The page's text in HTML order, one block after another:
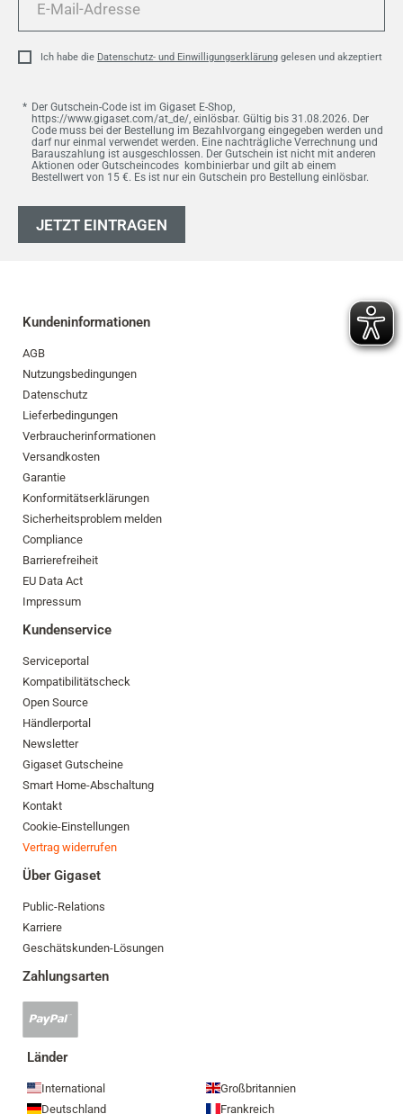
Mail-
Ich habe die Datenschutz- und Einwilligungserklärung gelesen und akzeptiert
Der Gutschein-Code ist im Gigaset E-Shop,
https://www.gigaset.com/at_de/, einlösbar. Gültig bis 31.08.2026. Der
Code muss bei der Bestellung im Bezahlvorgang eingegeben werden und
darf nur einmal verwendet werden. Eine nachträgliche Verrechnung und
Barauszahlung ist ausgeschlossen. Der Gutschein ist nicht mit anderen
Aktionen oder Gutscheincodes kombinierbar und gilt ab einem
Bestellwert von 15 €. Es ist nur ein Gutschein pro Bestellung einlösbar.
JETZT EINTRAGEN
Kundeninformationen
AGB
Nutzungsbedingungen
Datenschutz
Lieferbedingungen
Verbraucherinformationen
Versandkosten
Garantie
Konformitätserklärungen
Sicherheitsproblem melden
Compliance
Barrierefreiheit
EU Data Act
Impressum
Kundenservice
Serviceportal
Kompatibilitätscheck
Open Source
Händlerportal
Newsletter
Gigaset Gutscheine
Smart Home-Abschaltung
Kontakt
Cookie-Einstellungen
Vertrag widerrufen
Über Gigaset
Public-Relations
Karriere
Geschätskunden-Lösungen
Zahlungsarten
Zahlung
Länder
International
Großbritannien
Deutschland
Frankreich